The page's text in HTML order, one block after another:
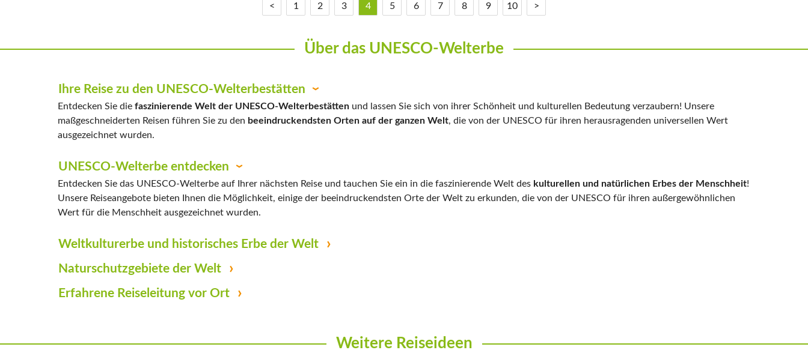
< 1 2 3 4 5 6 7 8 9 10 >
Über das UNESCO-Welterbe
Ihre Reise zu den UNESCO-Welterbestätten
Entdecken Sie die faszinierende Welt der UNESCO-Welterbestätten und lassen Sie sich von ihrer Schönheit und kulturellen Bedeutung verzaubern! Unsere
maßgeschneiderten Reisen führen Sie zu den beeindruckendsten Orten auf der ganzen Welt, die von der UNESCO für ihren herausragenden universellen Wert
ausgezeichnet wurden.
UNESCO-Welterbe entdecken
Entdecken Sie das UNESCO-Welterbe auf Ihrer nächsten Reise und tauchen Sie ein in die faszinierende Welt des kulturellen und natürlichen Erbes der Menschheit!
Unsere Reiseangebote bieten Ihnen die Möglichkeit, einige der beeindruckendsten Orte der Welt zu erkunden, die von der UNESCO für ihren außergewöhnlichen
Wert für die Menschheit ausgezeichnet wurden.
Weltkulturerbe und historisches Erbe der Welt
Naturschutzgebiete der Welt
Erfahrene Reiseleitung vor Ort
Weitere Reiseideen